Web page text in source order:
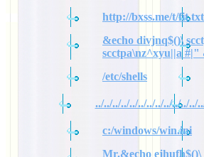
http://bxss.me/t/
&echo divjnq$()\
scctpa\nz^xyu||a #|"
/etc/shells
../../../../../../../../../../../../
c:/windows/win.ini
Mr.&echo